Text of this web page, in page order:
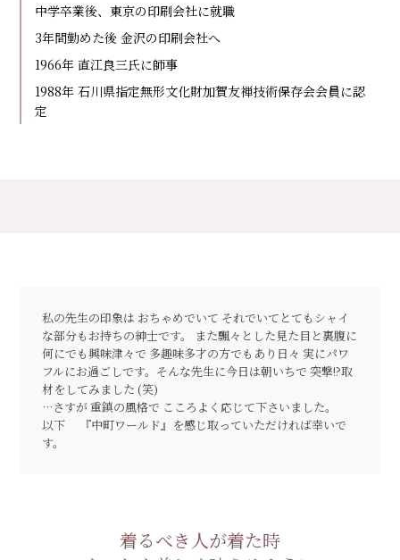
中学卒業後、東京の印刷会社に就職
3年間勤めた後 金沢の印刷会社へ
1966年 直江良三氏に師事
1988年 石川県指定無形文化財加賀友禅技術保存会会員に認
定
私の先生の印象は おちゃめでいて それでいてとてもシャイ
な部分もお持ちの紳士です。 また飄々とした見た目と裏腹に
何にでも興味津々で 多趣味多才の方でもあり日々 実にパワ
フルにお過ごしです。そんな先生に今日は朝いちで 突撃!?取
材をしてみました (笑)
…さすが 重鎮の風格で こころよく応じて下さいました。
以下 『中町ワールド』を感じ取っていただければ幸いで
す。
着るべき人が着た時